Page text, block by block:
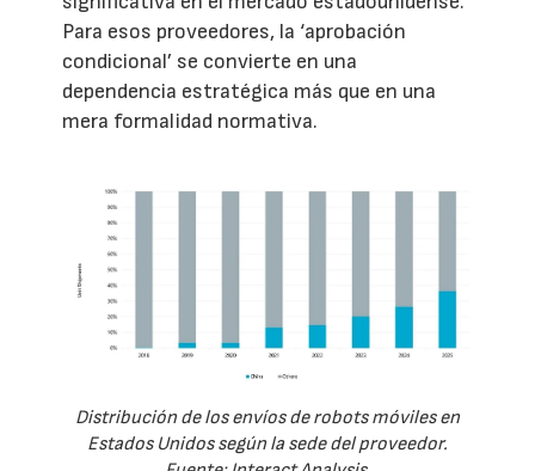
Para esos proveedores, la ‘aprobación
condicional’ se convierte en una
dependencia estratégica más que en una
mera formalidad normativa.
Distribución de los envíos de robots móviles en
Estados Unidos según la sede del proveedor.